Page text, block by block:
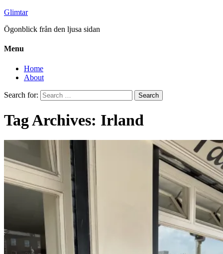
Glimtar
Ögonblick från den ljusa sidan
Menu
Home
About
Search for:
Tag Archives: Irland